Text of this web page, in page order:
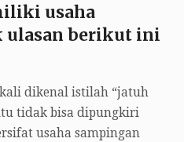
usaha
ulasan berikut ini
dikenal istilah “jatuh
tidak bisa dipungkiri
usaha sampingan